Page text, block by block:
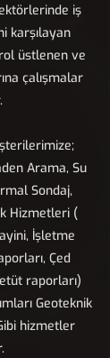
iş
karşılayan
üstlenen ve
çalışmalar
Arama, Su
Sondaj,
Hizmetleri (
İşletme
Çed
raporları)
Geoteknik
hizmetler